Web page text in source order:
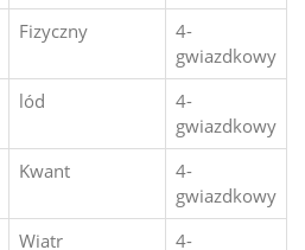
Fizyczny
4-
gwiazdkowy
lód
4-
gwiazdkowy
Kwant
4-
gwiazdkowy
Wiatr
4-